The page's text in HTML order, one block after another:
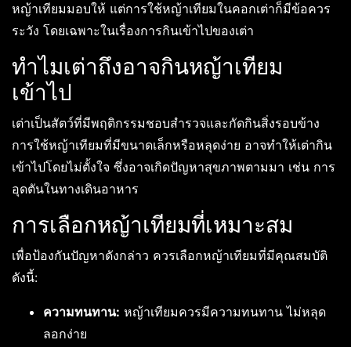
หญ้าเทียมมอบให้ แต่การใช้หญ้าเทียมในคอกเต่าก็มีข้อควร
ระวัง โดยเฉพาะในเรื่องการกินเข้าไปของเต่า
ทำไมเต่าถึงอาจกินหญ้าเทียม
เข้าไป
เต่าเป็นสัตว์ที่มีพฤติกรรมชอบสำรวจและกัดกินสิ่งรอบข้าง
การใช้หญ้าเทียมที่มีขนาดเล็กหรือหลุดง่าย อาจทำให้เต่ากิน
เข้าไปโดยไม่ตั้งใจ ซึ่งอาจเกิดปัญหาสุขภาพตามมา เช่น การ
อุดตันในทางเดินอาหาร
การเลือกหญ้าเทียมที่เหมาะสม
เพื่อป้องกันปัญหาดังกล่าว ควรเลือกหญ้าเทียมที่มีคุณสมบัติ
ดังนี้:
ความทนทาน: หญ้าเทียมควรมีความทนทาน ไม่หลุด
ลอกง่าย